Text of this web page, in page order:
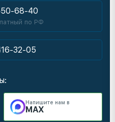
68-40
по РФ
32-05
Напишите нам в
MAX